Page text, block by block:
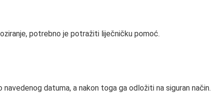
potrebno je potražiti liječničku pomoć.
datuma, a nakon toga ga odložiti na siguran način.